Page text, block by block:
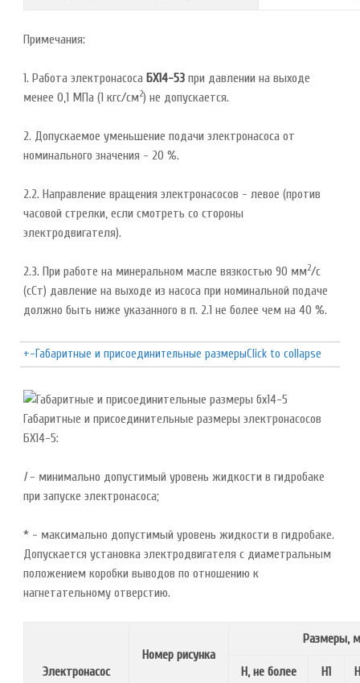
Примечания:
1. Работа электронасоса БХ14-53 при давлении на выходе
менее 0,1 МПа (1 кгс/см2) не допускается.
2. Допускаемое уменьшение подачи электронасоса от
номинального значения - 20 %.
2.2. Направление вращения электронасосов - левое (против
часовой стрелки, если смотреть со стороны
электродвигателя).
2.3. При работе на минеральном масле вязкостью 90 мм2/с
(сСт) давление на выходе из насоса при номинальной подаче
должно быть ниже указанного в п. 2.1 не более чем на 40 %.
+-Габаритные и присоединительные размерыClick to collapse
Габаритные и присоединительные размеры электронасосов
БХ14-5:
I- минимально допустимый уровень жидкости в гидробаке
при запуске электронасоса;
* - максимально допустимый уровень жидкости в гидробаке.
Допускается установка электродвигателя с диаметральным
положением коробки выводов по отношению к
нагнетательному отверстию.
Электронасос
Номер рисунка
Размеры,
Н, не более Н1